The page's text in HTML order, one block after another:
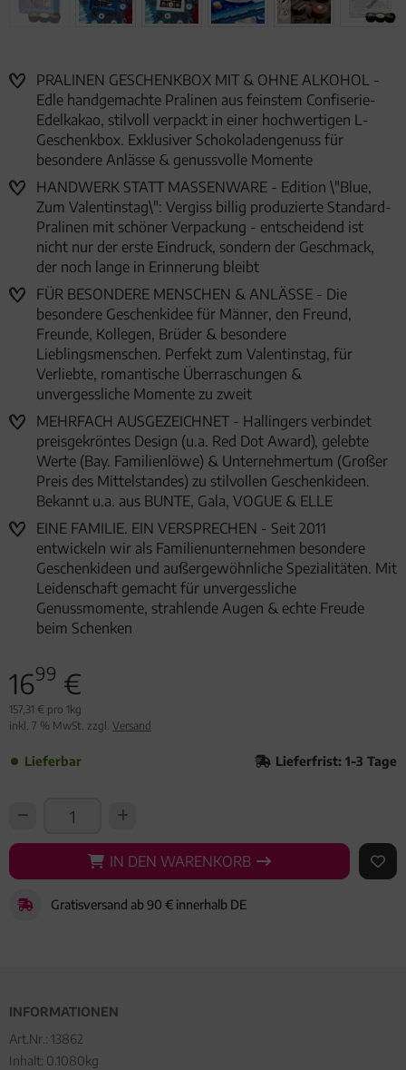
PRALINEN GESCHENKBOX MIT & OHNE ALKOHOL -
Edle handgemachte Pralinen aus feinstem Confiserie-
Edelkakao, stilvoll verpackt in einer hochwertigen L-
Geschenkbox. Exklusiver Schokoladengenuss für
besondere Anlässe & genussvolle Momente
HANDWERK STATT MASSENWARE - Edition \"Blue,
Zum Valentinstag\": Vergiss billig produzierte Standard-
Pralinen mit schöner Verpackung - entscheidend ist
nicht nur der erste Eindruck, sondern der Geschmack,
der noch lange in Erinnerung bleibt
FÜR BESONDERE MENSCHEN & ANLÄSSE - Die
besondere Geschenkidee für Männer, den Freund,
Freunde, Kollegen, Brüder & besondere
Lieblingsmenschen. Perfekt zum Valentinstag, für
Verliebte, romantische Überraschungen &
unvergessliche Momente zu zweit
MEHRFACH AUSGEZEICHNET - Hallingers verbindet
preisgekröntes Design (u.a. Red Dot Award), gelebte
Werte (Bay. Familienlöwe) & Unternehmertum (Großer
Preis des Mittelstandes) zu stilvollen Geschenkideen.
Bekannt u.a. aus BUNTE, Gala, VOGUE & ELLE
EINE FAMILIE. EIN VERSPRECHEN - Seit 2011
entwickeln wir als Familienunternehmen besondere
Geschenkideen und außergewöhnliche Spezialitäten. Mit
Leidenschaft gemacht für unvergessliche
Genussmomente, strahlende Augen & echte Freude
beim Schenken
1699 €
157,31 € pro 1kg
inkl. 7 % MwSt. zzgl. Versand
Lieferbar Lieferfrist: 1-3 Tage
IN DEN WARENKORB
IN DEN WARENKORB AUF
Gratisversand ab 90 € innerhalb DE
INFORMATIONEN
Art.Nr.: 13862
Inhalt: 0.1080kg